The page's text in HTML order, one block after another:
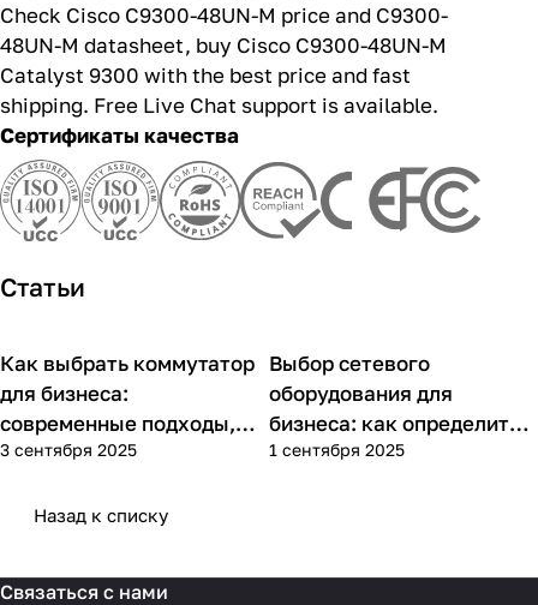
Check Cisco C9300-48UN-M price and C9300-
48UN-M datasheet, buy Cisco C9300-48UN-M
Catalyst 9300 with the best price and fast
shipping. Free Live Chat support is available.
Сертификаты качества
Статьи
Советы покупателям
Как выбрать коммутатор
для бизнеса:
современные подходы,
практика применения и
3 сентября 2025
Советы покупателям
Выбор сетевого
оборудования для
бизнеса: как определить
потребности компании и
1 сентября 2025
Назад к списку
Связаться с нами